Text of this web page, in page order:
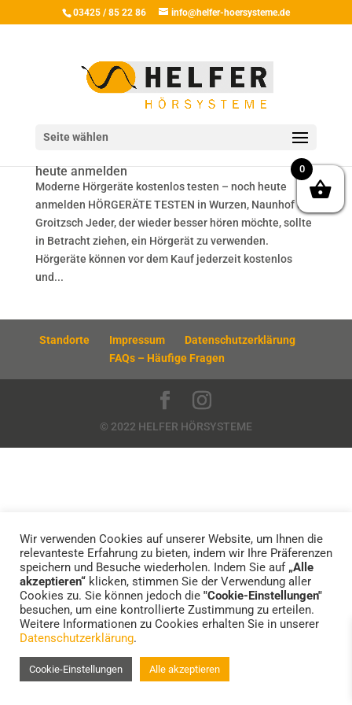
03425 / 85 22 86 info@helfer-hoersysteme.de
Seite wählen
heute anmelden
Moderne Hörgeräte kostenlos testen – noch heute
anmelden HÖRGERÄTE TESTEN in Wurzen, Naunhof und
Groitzsch Jeder, der wieder besser hören möchte, sollte
in Betracht ziehen, ein Hörgerät zu verwenden.
Hörgeräte können vor dem Kauf jederzeit kostenlos
und...
Standorte Impressum
Datenschutzerklärung
FAQs – Häufige Fragen
© 2022 HELFER HÖRSYSTEME
Wir verwenden Cookies auf unserer Website, um Ihnen die
relevanteste Erfahrung zu bieten, indem wir Ihre Präferenzen
speichern und Besuche wiederholen. Indem Sie auf „Alle
akzeptieren“ klicken, stimmen Sie der Verwendung aller
Cookies zu. Sie können jedoch die "Cookie-Einstellungen"
besuchen, um eine kontrollierte Zustimmung zu erteilen.
Weitere Informationen zu Cookies erhalten Sie in unserer
Datenschutzerklärung.
Cookie-Einstellungen Alle akzeptieren
0